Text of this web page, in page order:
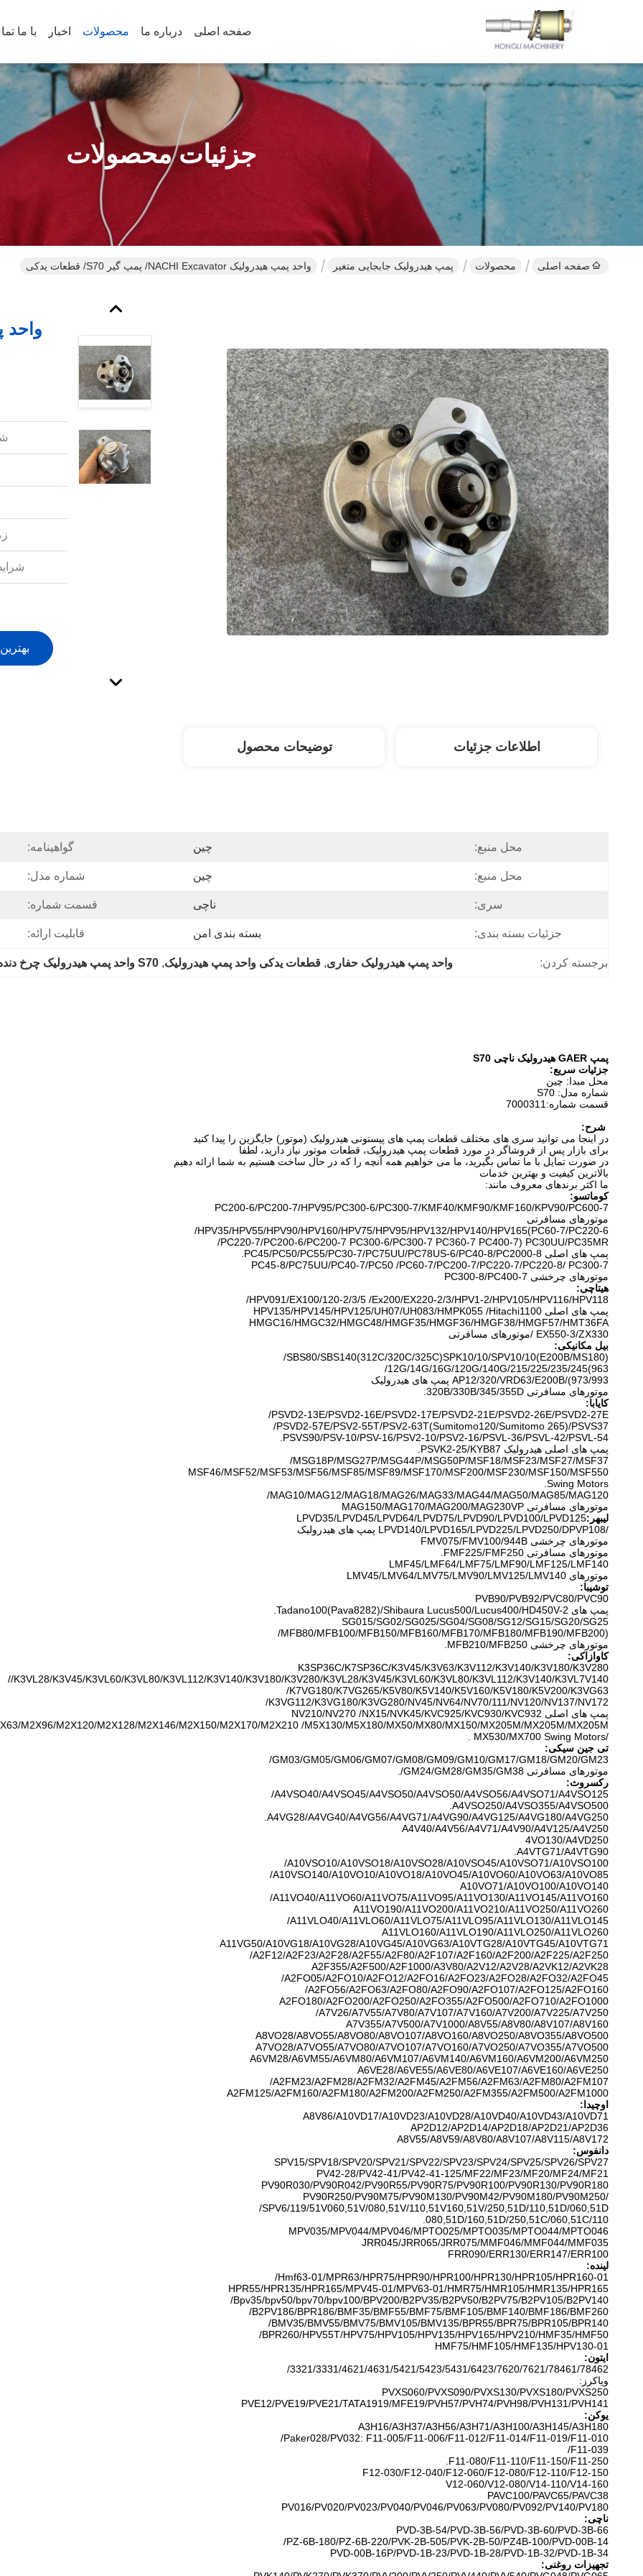
صفحه اصلی درباره ما محصولات اخبار با ما
جزئیات محصولات
صفحه اصلی محصولات پمپ هیدرولیک جابجایی متغیر واحد پمپ هیدرولیک NACHI Excavator/ پمپ گیر S70/ قطعات یدکی
اطلاعات جزئیات توضیحات محصول
محل منبع: چین گواهینامه:
محل منبع: چین شماره مدل:
سری: ناچی قسمت شماره:
جزئیات بسته بندی: بسته بندی امن قابلیت ارائه:
برجسته کردن: واحد پمپ هیدرولیک حفاری, قطعات یدکی واحد پمپ هیدرولیک, S70 واحد پمپ هیدرولیک چرخ دنده
پمپ GAER هیدرولیک ناچی S70
جزئیات سریع:
محل مبدا: چین
شماره مدل: S70
قسمت شماره: 7000311
شرح:
در اینجا می توانید سری های مختلف قطعات پمپ های پیستونی هیدرولیک (موتور) جایگزین را پیدا کنید
برای بازار پس از فروشاگر در مورد قطعات پمپ هیدرولیک، قطعات موتور نیاز دارید، لطفا
در صورت تمایل با ما تماس بگیرید، ما می خواهیم همه آنچه را که در حال ساخت هستیم به شما ارائه دهیم
بالاترین کیفیت و بهترین خدمات
ما اکثر برندهای معروف مانند:
کوماتسو:
PC200-6/PC200-7/HPV95/PC300-6/PC300-7/KMF40/KMF90/KMF160/KPV90/PC600-7
موتورهای مسافرتی
HPV35/HPV55/HPV90/HPV160/HPV75/HPV95/HPV132/HPV140/HPV165(PC60-7/PC220-6/
PC220-7/PC200-6/PC200-7 PC300-6/PC300-7 PC360-7 PC400-7) PC30UU/PC35MR/
پمپ های اصلی PC45/PC50/PC55/PC30-7/PC75UU/PC78US-6/PC40-8/PC2000-8.
PC45-8/PC75UU/PC40-7/PC50 /PC60-7/PC200-7/PC220-7/PC220-8/ PC300-7
موتورهای چرخشی PC300-8/PC400-7
هیتاچی:
HPV091/EX100/120-2/3/5 /Ex200/EX220-2/3/HPV1-2/HPV105/HPV116/HPV118/
پمپ های اصلی HPV135/HPV145/HPV125/UH07/UH083/HMPK055 /Hitachi1100
HMGC16/HMGC32/HMGC48/HMGF35/HMGF36/HMGF38/HMGF57/HMT36FA
EX550-3/ZX330 /موتورهای مسافرتی
بیل مکانیکی:
SBS80/SBS140(312C/320C/325C)SPK10/10/SPV10/10(E200B/MS180)/
12G/14G/16G/120G/140G/215/225/235/245(963/
973/993)/AP12/320/VRD63/E200B پمپ های هیدرولیک
موتورهای مسافرتی 320B/330B/345/355D.
کایابا:
PSVD2-13E/PSVD2-16E/PSVD2-17E/PSVD2-21E/PSVD2-26E/PSVD2-27E/
PSVD2-57E/PSV2-55T/PSV2-63T(Sumitomo120/Sumitomo 265)/PSVS37/
PSVS90/PSV-10/PSV-16/PSV2-10/PSV2-16/PSVL-36/PSVL-42/PSVL-54.
پمپ های اصلی هیدرولیک PSVK2-25/KYB87.
MSG18P/MSG27P/MSG44P/MSG50P/MSF18/MSF23/MSF27/MSF37/
MSF46/MSF52/MSF53/MSF56/MSF85/MSF89/MSF170/MSF200/MSF230/MSF150/MSF550
Swing Motors.
MAG10/MAG12/MAG18/MAG26/MAG33/MAG44/MAG50/MAG85/MAG120/
موتورهای مسافرتی MAG150/MAG170/MAG200/MAG230VP
لیبهر:LPVD35/LPVD45/LPVD64/LPVD75/LPVD90/LPVD100/LPVD125
/LPVD140/LPVD165/LPVD225/LPVD250/DPVP108 پمپ های هیدرولیک
موتورهای چرخشی FMV075/FMV100/944B
موتورهای مسافرتی FMF225/FMF250.
LMF45/LMF64/LMF75/LMF90/LMF125/LMF140
موتورهای LMV45/LMV64/LMV75/LMV90/LMV125/LMV140
توشیبا:
PVB90/PVB92/PVC80/PVC90
پمپ های Tadano100(Pava8282)/Shibaura Lucus500/Lucus400/HD450V-2.
SG015/SG02/SG025/SG04/SG08/SG12/SG15/SG20/SG25
(MFB80/MFB100/MFB150/MFB160/MFB170/MFB180/MFB190/MFB200/
موتورهای چرخشی MFB210/MFB250.
کاوازاکی:
K3SP36C/K7SP36C/K3V45/K3V63/K3V112/K3V140/K3V180/K3V280
/K3VL28/K3V45/K3VL60/K3VL80/K3VL112/K3V140/K3V180/K3V280/K3VL28/K3V45/K3VL60/K3VL80/K3VL112/K3V140/K3VL7V140/
K7VG180/K7VG265/K5V80/K5V140/K5V160/K5V180/K5V200/K3VG63/
K3VG112/K3VG180/K3VG280/NV45/NV64/NV70/111/NV120/NV137/NV172/
پمپ های اصلی NV210/NV270 /NX15/NVK45/KVC925/KVC930/KVC932
M2X96/M2X120/M2X128/M2X146/M2X150/M2X170/M2X210 /M5X130/M5X180/MX50/MX80/MX150/MX205M/MX205M/MX205M
/MX530/MX700 Swing Motors .
تی جین سیکی:
GM03/GM05/GM06/GM07/GM08/GM09/GM10/GM17/GM18/GM20/GM23/
موتورهای مسافرتی GM24/GM28/GM35/GM38/.
رکسروث:
A4VSO40/A4VSO45/A4VSO50/A4VSO50/A4VSO56/A4VSO71/A4VSO125/
A4VSO250/A4VSO355/A4VSO500.
A4VG28/A4VG40/A4VG56/A4VG71/A4VG90/A4VG125/A4VG180/A4VG250.
A4V40/A4V56/A4V71/A4V90/A4V125/A4V250
4VO130/A4VD250
A4VTG71/A4VTG90.
A10VSO10/A10VSO18/A10VSO28/A10VSO45/A10VSO71/A10VSO100/
A10VSO140/A10VO10/A10VO18/A10VO45/A10VO60/A10VO63/A10VO85/
A10VO71/A10VO100/A10VO140
A11VO40/A11VO60/A11VO75/A11VO95/A11VO130/A11VO145/A11VO160/
A11VO190/A11VO200/A11VO210/A11VO250/A11VO260
A11VLO40/A11VLO60/A11VLO75/A11VLO95/A11VLO130/A11VLO145/
A11VLO160/A11VLO190/A11VLO250/A11VLO260
A11VG50/A10VG18/A10VG28/A10VG45/A10VG63/A10VTG28/A10VTG45/A10VTG71
A2F12/A2F23/A2F28/A2F55/A2F80/A2F107/A2F160/A2F200/A2F225/A2F250/
A2F355/A2F500/A2F1000/A3V80/A2V12/A2V28/A2VK12/A2VK28
A2FO05/A2FO10/A2FO12/A2FO16/A2FO23/A2FO28/A2FO32/A2FO45/
A2FO56/A2FO63/A2FO80/A2FO90/A2FO107/A2FO125/A2FO160/
A2FO180/A2FO200/A2FO250/A2FO355/A2FO500/A2FO710/A2FO1000
A7V26/A7V55/A7V80/A7V107/A7V160/A7V200/A7V225/A7V250/
A7V355/A7V500/A7V1000/A8V55/A8V80/A8V107/A8V160
A8VO28/A8VO55/A8VO80/A8VO107/A8VO160/A8VO250/A8VO355/A8VO500
A7VO28/A7VO55/A7VO80/A7VO107/A7VO160/A7VO250/A7VO355/A7VO500
A6VM28/A6VM55/A6VM80/A6VM107/A6VM140/A6VM160/A6VM200/A6VM250
A6VE28/A6VE55/A6VE80/A6VE107/A6VE160/A6VE250
A2FM23/A2FM28/A2FM32/A2FM45/A2FM56/A2FM63/A2FM80/A2FM107/
A2FM125/A2FM160/A2FM180/A2FM200/A2FM250/A2FM355/A2FM500/A2FM1000
اوچیدا:
A8V86/A10VD17/A10VD23/A10VD28/A10VD40/A10VD43/A10VD71
AP2D12/AP2D14/AP2D18/AP2D21/AP2D36
A8V55/A8V59/A8V80/A8V107/A8V115/A8V172
دانفوس:
SPV15/SPV18/SPV20/SPV21/SPV22/SPV23/SPV24/SPV25/SPV26/SPV27
PV42-28/PV42-41/PV42-41-125/MF22/MF23/MF20/MF24/MF21
PV90R030/PV90R042/PV90R55/PV90R75/PV90R100/PV90R130/PV90R180
/PV90R250/PV90M75/PV90M130/PV90M42/PV90M180/PV90M250
SPV6/119/51V060,51V/080,51V/110,51V160,51V/250,51D/110,51D/060,51D/
080,51D/160,51D/250,51C/060,51C/110.
MPV035/MPV044/MPV046/MPTO025/MPTO035/MPTO044/MPTO046
JRR045/JRR065/JRR075/MMF046/MMF044/MMF035
FRR090/ERR130/ERR147/ERR100
لینده:
Hmf63-01/MPR63/HPR75/HPR90/HPR100/HPR130/HPR105/HPR160-01/
HPR55/HPR135/HPR165/MPV45-01/MPV63-01/HMR75/HMR105/HMR135/HPR165
Bpv35/bpv50/bpv70/bpv100/BPV200/B2PV35/B2PV50/B2PV75/B2PV105/B2PV140/
B2PV186/BPR186/BMF35/BMF55/BMF75/BMF105/BMF140/BMF186/BMF260/
BMV35/BMV55/BMV75/BMV105/BMV135/BPR55/BPR75/BPR105/BPR140/
BPR260/HPV55T/HPV75/HPV105/HPV135/HPV165/HPV210/HMF35/HMF50/
HMF75/HMF105/HMF135/HPV130-01
ایتون:
3321/3331/4621/4631/5421/5423/5431/6423/7620/7621/78461/78462/
ویاکرز:
PVXS060/PVXS090/PVXS130/PVXS180/PVXS250
PVE12/PVE19/PVE21/TATA1919/MFE19/PVH57/PVH74/PVH98/PVH131/PVH141
یوکن:
A3H16/A3H37/A3H56/A3H71/A3H100/A3H145/A3H180
Paker028/PV032: F11-005/F11-006/F11-012/F11-014/F11-019/F11-010/
F11-039/
F11-080/F11-110/F11-150/F11-250.
F12-030/F12-040/F12-060/F12-080/F12-110/F12-150
V12-060/V12-080/V14-110/V14-160
PAVC100/PAVC65/PAVC38
PV016/PV020/PV023/PV040/PV046/PV063/PV080/PV092/PV140/PV180
ناچی:
PVD-3B-54/PVD-3B-56/PVD-3B-60/PVD-3B-66
PZ-6B-180/PZ-6B-220/PVK-2B-505/PVK-2B-50/PZ4B-100/PVD-00B-14/
PVD-00B-16P/PVD-1B-23/PVD-1B-28/PVD-1B-32/PVD-1B-34
تجهیزات روغنی: